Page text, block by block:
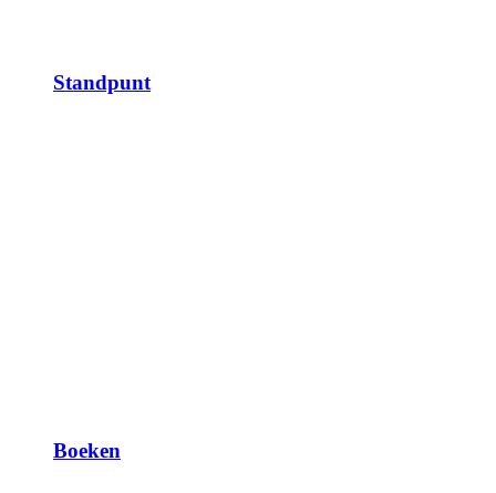
Standpunt
Boeken